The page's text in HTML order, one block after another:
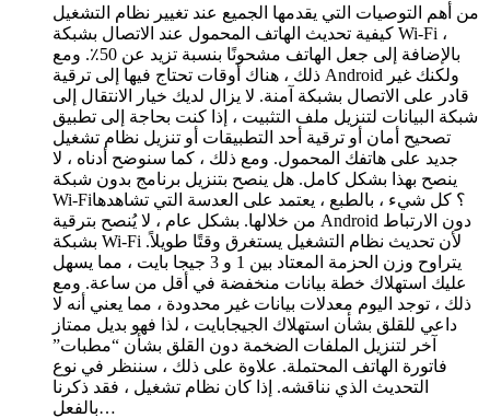
من أهم التوصيات التي يقدمها الجميع عند تغيير نظام التشغيل
كيفية تحديث الهاتف المحمول عند الاتصال بشبكة Wi-Fi ،
بالإضافة إلى جعل الهاتف مشحونًا بنسبة تزيد عن 50٪. ومع
ذلك ، هناك أوقات تحتاج فيها إلى ترقية Android ولكنك غير
قادر على الاتصال بشبكة آمنة. لا يزال لديك خيار الانتقال إلى
شبكة البيانات لتنزيل ملف التثبيت ، إذا كنت بحاجة إلى تطبيق
تصحيح أمان أو ترقية أحد التطبيقات أو تنزيل نظام تشغيل
جديد على هاتفك المحمول. ومع ذلك ، كما سنوضح أدناه ، لا
ينصح بهذا بشكل كامل. هل ينصح بتنزيل برنامج بدون شبكة
Wi-Fi؟ كل شيء ، بالطبع ، يعتمد على العدسة التي تشاهدها
من خلالها. بشكل عام ، لا يُنصح بترقية Android دون الارتباط
بشبكة Wi-Fi لأن تحديث نظام التشغيل يستغرق وقتًا طويلاً.
يتراوح وزن الحزمة المعتاد بين 1 و 3 جيجا بايت ، مما يسهل
عليك استهلاك خطة بيانات منخفضة في أقل من ساعة. ومع
ذلك ، توجد اليوم معدلات بيانات غير محدودة ، مما يعني أنه لا
داعي للقلق بشأن استهلاك الجيجابايت ، لذا فهو بديل ممتاز
آخر لتنزيل الملفات الضخمة دون القلق بشأن “مطبات”
فاتورة الهاتف المحتملة. علاوة على ذلك ، سننظر في نوع
التحديث الذي نناقشه. إذا كان نظام تشغيل ، فقد ذكرنا
بالفعل…